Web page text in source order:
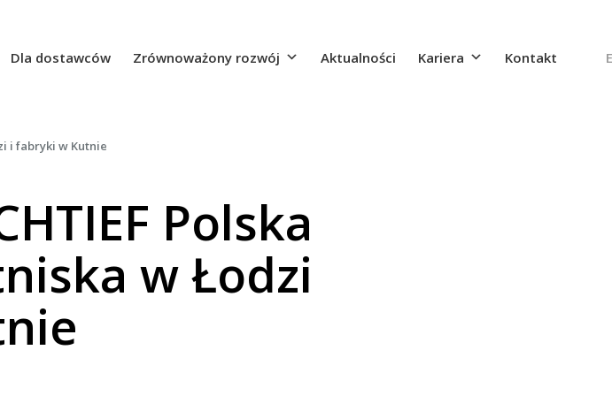
Dla dostawców Zrównoważony rozwój Aktualności Kariera Kontakt
i fabryki w Kutnie
Polska
w Łodzi